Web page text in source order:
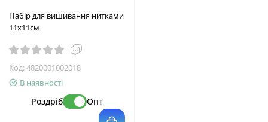
Набір для вишивання нитками
11х11см
Код:4820001002018
В наявності
Роздріб Опт